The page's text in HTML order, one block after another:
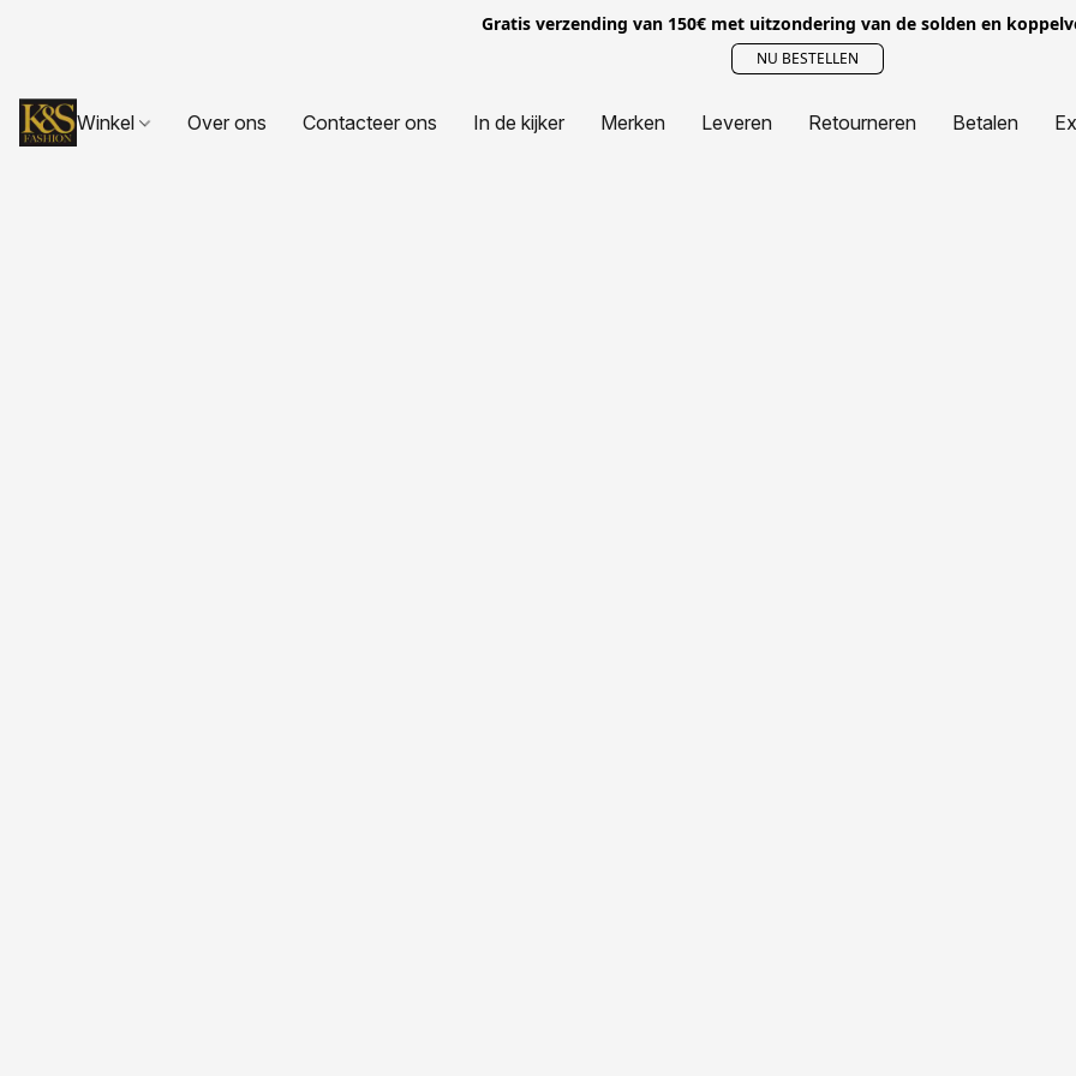
Gratis verzending van 150€ met uitzondering van de solden en
NU BESTELLEN
Winkel Over ons Contacteer ons In de kijker Merken Leveren Retourneren Betalen